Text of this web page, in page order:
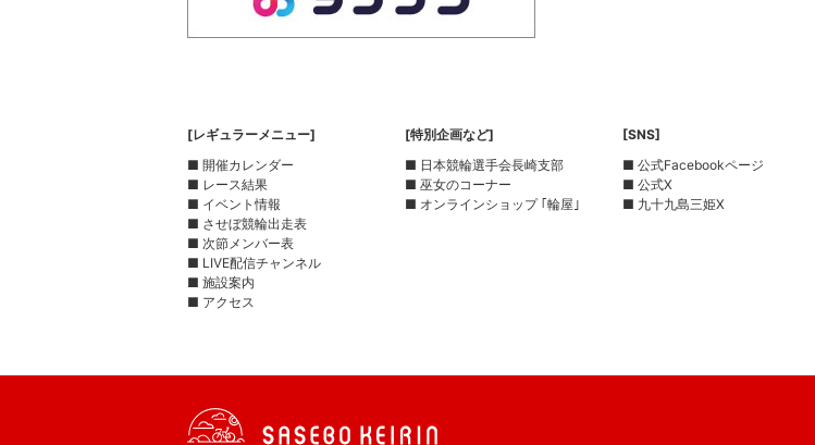
[レギュラーメニュー]
■ 開催カレンダー
■ レース結果
■ イベント情報
■ させぼ競輪出走表
■ 次節メンバー表
■ LIVE配信チャンネル
■ 施設案内
■ アクセス
[特別企画など]
■ 日本競輪選手会長崎支部
■ 巫女のコーナー
■ オンラインショップ ｢輪屋｣
[SNS]
■ 公式Facebookページ
■ 公式X
■ 九十九島三姫X